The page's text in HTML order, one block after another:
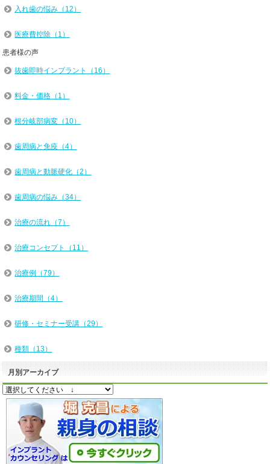
入れ歯の悩み（12）
医療費控除（1）
患者様の声
抜歯即時インプラント（16）
料金・価格（1）
根分岐部病変（10）
歯周病と免疫（4）
歯周病と動脈硬化（2）
歯周病の悩み（34）
治療の流れ（7）
治療コンセプト（11）
治療例（79）
治療期間（4）
研修・セミナー受講（29）
種類（13）
月別アーカイブ